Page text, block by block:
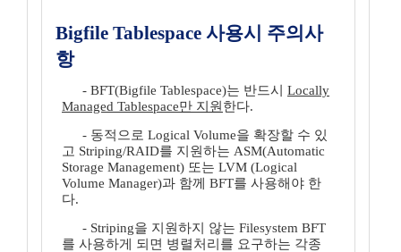
Bigfile Tablespace 사용시 주의사
항
- BFT(Bigfile Tablespace)는 반드시 Locally
Managed Tablespace만 지원 한다.
- 동적으로 Logical Volume을 확장할 수 있
고 Striping/RAID를 지원하는 ASM(Automatic
Storage Management) 또는 LVM (Logical
Volume Manager)과 함께 BFT를 사용해야 한
다.
- Striping을 지원하지 않는 Filesystem BFT
를 사용하게 되면 병렬처리를 요구하는 각종